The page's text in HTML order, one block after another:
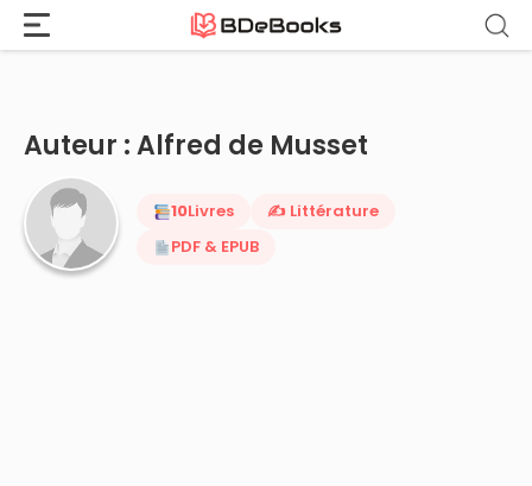
Accueil Alfred de Musset
Auteur : Alfred de Musset
10Livres
✍️ Littérature
PDF & EPUB